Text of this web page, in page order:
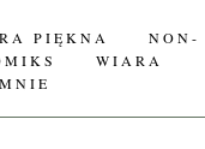
PIĘKNA
NON-
WIARA